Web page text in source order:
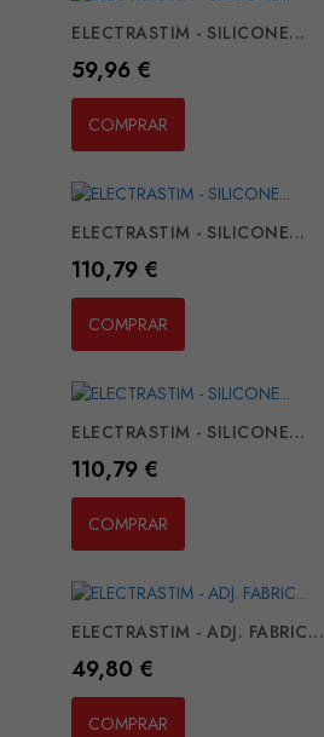
ELECTRASTIM - SILICONE...
Preço
59,96 €
COMPRAR
ELECTRASTIM - SILICONE...
Preço
110,79 €
COMPRAR
ELECTRASTIM - SILICONE...
Preço
110,79 €
COMPRAR
ELECTRASTIM - ADJ. FABRIC...
Preço
49,80 €
COMPRAR